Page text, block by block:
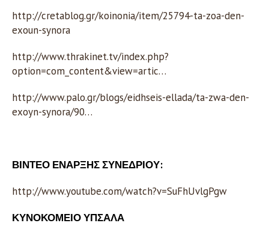
http://cretablog.gr/koinonia/item/25794-ta-zoa-den-
exoun-synora
http://www.thrakinet.tv/index.php?
option=com_content&view=artic…
http://www.palo.gr/blogs/eidhseis-ellada/ta-zwa-den-
exoyn-synora/90…
ΒΙΝΤΕΟ ΕΝΑΡΞΗΣ ΣΥΝΕΔΡΙΟΥ:
http://www.youtube.com/watch?v=SuFhUvlgPgw
ΚΥΝΟΚΟΜΕΙΟ ΥΠΣΑΛΑ